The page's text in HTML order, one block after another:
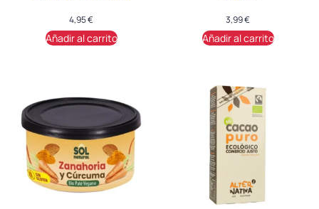
4,95€
Añadir al carrito
3,99€
Añadir al carrito